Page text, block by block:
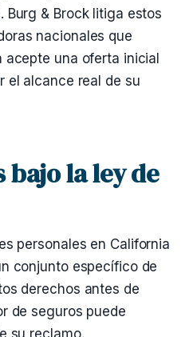
Burg & Brock litiga estos
nacionales que
una oferta inicial
el alcance real de su
bajo la ley de
personales en California
conjunto específico de
derechos antes de
de seguros puede
su reclamo.